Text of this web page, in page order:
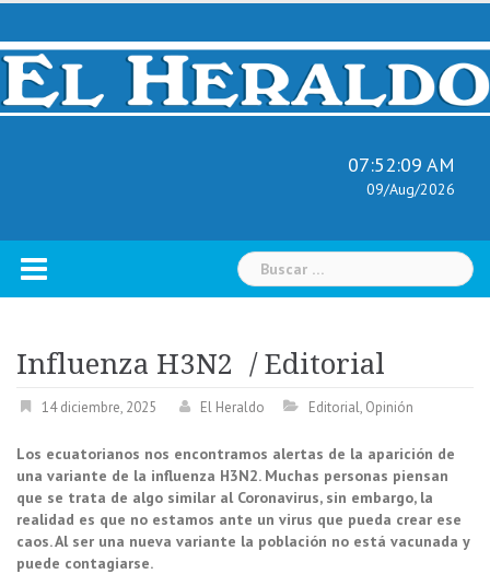
Skip
content
07:52:10 AM
09/Aug/2026
Buscar:
Influenza H3N2 / Editorial
14 diciembre, 2025 El Heraldo Editorial, Opinión
Los ecuatorianos nos encontramos alertas de la aparición de
una variante de la influenza H3N2. Muchas personas piensan
que se trata de algo similar al Coronavirus, sin embargo, la
realidad es que no estamos ante un virus que pueda crear ese
caos. Al ser una nueva variante la población no está vacunada y
puede contagiarse.